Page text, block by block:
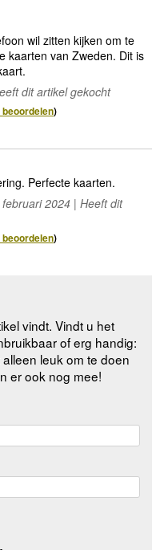
wil zitten kijken om te
kaarten van Zweden. Dit is
dit artikel gekocht
)
Perfecte kaarten.
2024 | Heeft dit
)
vindt. Vindt u het
of erg handig:
leuk om te doen
er ook nog mee!